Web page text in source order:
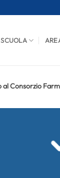
SCUOLA
al Consorzio